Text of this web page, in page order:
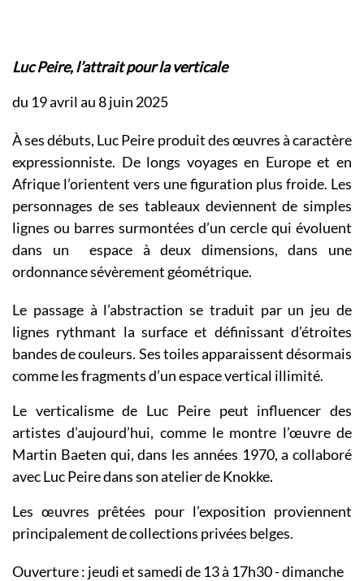
Luc Peire, l’attrait pour la verticale
du 19 avril au 8 juin 2025
À ses débuts, Luc Peire produit des œuvres à caractère
expressionniste. De longs voyages en Europe et en
Afrique l’orientent vers une figuration plus froide. Les
personnages de ses tableaux deviennent de simples
lignes ou barres surmontées d’un cercle qui évoluent
dans un espace à deux dimensions, dans une
ordonnance sévèrement géométrique.
Le passage à l’abstraction se traduit par un jeu de
lignes rythmant la surface et définissant d’étroites
bandes de couleurs. Ses toiles apparaissent désormais
comme les fragments d’un espace vertical illimité.
Le verticalisme de Luc Peire peut influencer des
artistes d’aujourd’hui, comme le montre l’œuvre de
Martin Baeten qui, dans les années 1970, a collaboré
avec Luc Peire dans son atelier de Knokke.
Les œuvres prêtées pour l’exposition proviennent
principalement de collections privées belges.
Ouverture : jeudi et samedi de 13 à 17h30 - dimanche